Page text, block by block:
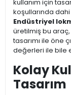
kullanım için
koşullarında
Endüstriyel
üretilmiş bu araç,
tasarımı ile öne
değerleri ile bile
Kolay
Tasarım